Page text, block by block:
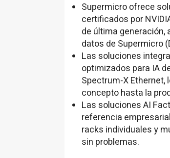
Supermicro ofrece
certificados por
de última
datos de Supermicro
Las soluciones
optimizados para IA
Spectrum-X Ethernet,
concepto hasta la
Las soluciones AI
referencia
racks individuales y
sin problemas.